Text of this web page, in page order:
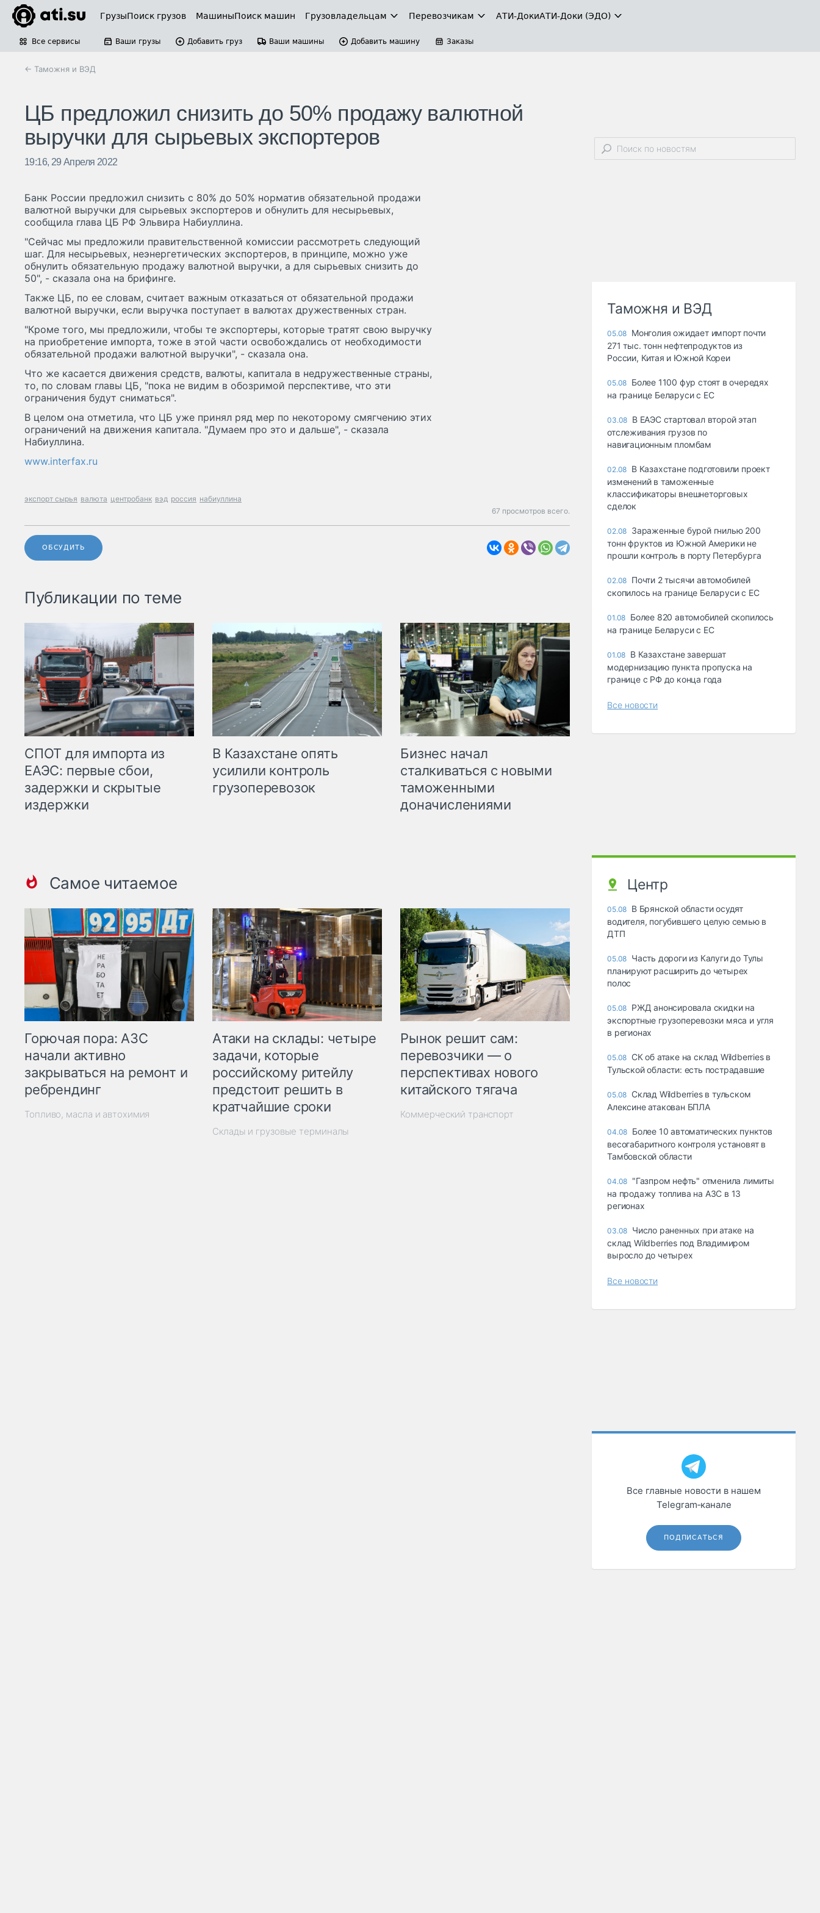
ГрузыПоиск грузов МашиныПоиск машин Грузовладельцам Перевозчикам АТИ-ДокиАТИ-Доки (ЭДО)
Все сервисы Ваши грузы Добавить груз Ваши машины Добавить машину Заказы
← Таможня и ВЭД
ЦБ предложил снизить до 50% продажу валютной
выручки для сырьевых экспортеров
19:16, 29 Апреля 2022
Банк России предложил снизить с 80% до 50% норматив обязательной продажи
валютной выручки для сырьевых экспортеров и обнулить для несырьевых,
сообщила глава ЦБ РФ Эльвира Набиуллина.
"Сейчас мы предложили правительственной комиссии рассмотреть следующий
шаг. Для несырьевых, неэнергетических экспортеров, в принципе, можно уже
обнулить обязательную продажу валютной выручки, а для сырьевых снизить до
50", - сказала она на брифинге.
Также ЦБ, по ее словам, считает важным отказаться от обязательной продажи
валютной выручки, если выручка поступает в валютах дружественных стран.
"Кроме того, мы предложили, чтобы те экспортеры, которые тратят свою выручку
на приобретение импорта, тоже в этой части освобождались от необходимости
обязательной продажи валютной выручки", - сказала она.
Что же касается движения средств, валюты, капитала в недружественные страны,
то, по словам главы ЦБ, "пока не видим в обозримой перспективе, что эти
ограничения будут сниматься".
В целом она отметила, что ЦБ уже принял ряд мер по некоторому смягчению этих
ограничений на движения капитала. "Думаем про это и дальше", - сказала
Набиуллина.
www.interfax.ru
экспорт сырья валюта центробанк вэд россия набиуллина
67 просмотров всего.
ОБСУДИТЬ
Публикации по теме
СПОТ для импорта из
ЕАЭС: первые сбои,
задержки и скрытые
издержки
В Казахстане опять
усилили контроль
грузоперевозок
Бизнес начал
сталкиваться с новыми
таможенными
доначислениями
Самое читаемое
Горючая пора: АЗС
начали активно
закрываться на ремонт и
ребрендинг
Топливо, масла и автохимия
Атаки на склады: четыре
задачи, которые
российскому ритейлу
предстоит решить в
кратчайшие сроки
Склады и грузовые терминалы
Рынок решит сам:
перевозчики — о
перспективах нового
китайского тягача
Коммерческий транспорт
Таможня и ВЭД
05.08 Монголия ожидает импорт почти
271 тыс. тонн нефтепродуктов из
России, Китая и Южной Кореи
05.08 Более 1100 фур стоят в очередях
на границе Беларуси с ЕС
03.08 В ЕАЭС стартовал второй этап
отслеживания грузов по
навигационным пломбам
02.08 В Казахстане подготовили проект
изменений в таможенные
классификаторы внешнеторговых
сделок
02.08 Зараженные бурой гнилью 200
тонн фруктов из Южной Америки не
прошли контроль в порту Петербурга
02.08 Почти 2 тысячи автомобилей
скопилось на границе Беларуси с ЕС
01.08 Более 820 автомобилей скопилось
на границе Беларуси с ЕС
01.08 В Казахстане завершат
модернизацию пункта пропуска на
границе с РФ до конца года
Все новости
Центр
05.08 В Брянской области осудят
водителя, погубившего целую семью в
ДТП
05.08 Часть дороги из Калуги до Тулы
планируют расширить до четырех
полос
05.08 РЖД анонсировала скидки на
экспортные грузоперевозки мяса и угля
в регионах
05.08 СК об атаке на склад Wildberries в
Тульской области: есть пострадавшие
05.08 Склад Wildberries в тульском
Алексине атакован БПЛА
04.08 Более 10 автоматических пунктов
весогабаритного контроля установят в
Тамбовской области
04.08 "Газпром нефть" отменила лимиты
на продажу топлива на АЗС в 13
регионах
03.08 Число раненных при атаке на
склад Wildberries под Владимиром
выросло до четырех
Все новости
Все главные новости в нашем
Telegram‑канале
ПОДПИСАТЬСЯ